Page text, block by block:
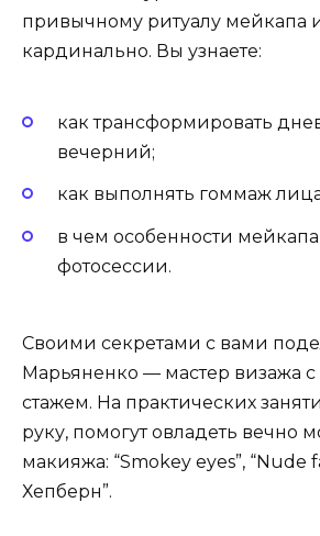
привычному ритуалу мейкапа
кардинально. Вы узнаете:
как трансформировать
вечерний;
как выполнять гоммаж
в чем особенности
фотосессии.
Своими секретами с вами
Марьяненко — мастер визажа с
стажем. На практических
руку, помогут овладеть вечно
макияжа: “Smokey eyes”, “Nude
Хепберн”.